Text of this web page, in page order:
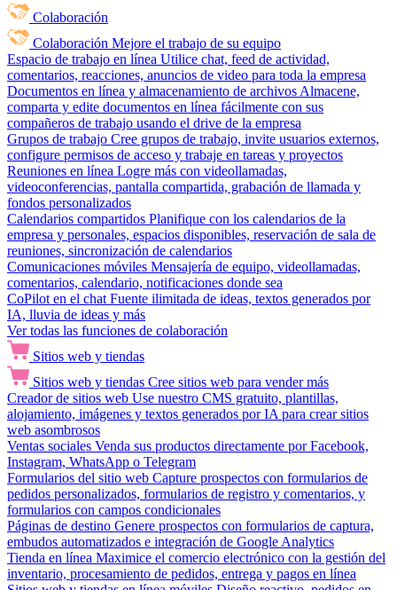
Colaboración
Colaboración Mejore el trabajo de su equipo
Espacio de trabajo en línea Utilice chat, feed de actividad,
comentarios, reacciones, anuncios de video para toda la empresa
Documentos en línea y almacenamiento de archivos Almacene,
comparta y edite documentos en línea fácilmente con sus
compañeros de trabajo usando el drive de la empresa
Grupos de trabajo Cree grupos de trabajo, invite usuarios externos,
configure permisos de acceso y trabaje en tareas y proyectos
Reuniones en línea Logre más con videollamadas,
videoconferencias, pantalla compartida, grabación de llamada y
fondos personalizados
Calendarios compartidos Planifique con los calendarios de la
empresa y personales, espacios disponibles, reservación de sala de
reuniones, sincronización de calendarios
Comunicaciones móviles Mensajería de equipo, videollamadas,
comentarios, calendario, notificaciones donde sea
CoPilot en el chat Fuente ilimitada de ideas, textos generados por
IA, lluvia de ideas y más
Ver todas las funciones de colaboración
Sitios web y tiendas
Sitios web y tiendas Cree sitios web para vender más
Creador de sitios web Use nuestro CMS gratuito, plantillas,
alojamiento, imágenes y textos generados por IA para crear sitios
web asombrosos
Ventas sociales Venda sus productos directamente por Facebook,
Instagram, WhatsApp o Telegram
Formularios del sitio web Capture prospectos con formularios de
pedidos personalizados, formularios de registro y comentarios, y
formularios con campos condicionales
Páginas de destino Genere prospectos con formularios de captura,
embudos automatizados e integración de Google Analytics
Tienda en línea Maximice el comercio electrónico con la gestión del
inventario, procesamiento de pedidos, entrega y pagos en línea